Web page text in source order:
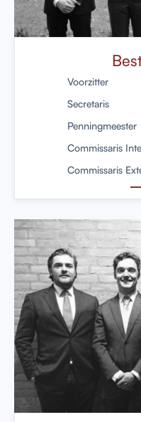
Voorzitter
Secretaris
Penningmeester
Commissaris
Commissaris